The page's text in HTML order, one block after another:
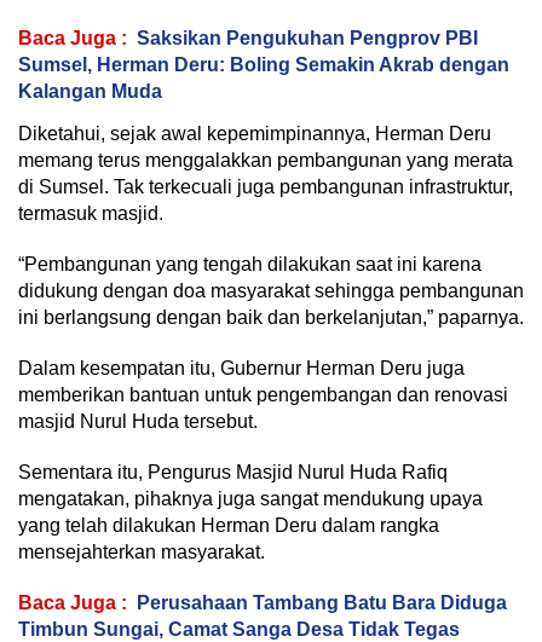
Baca Juga : Saksikan Pengukuhan Pengprov PBI
Sumsel, Herman Deru: Boling Semakin Akrab dengan
Kalangan Muda
Diketahui, sejak awal kepemimpinannya, Herman Deru
memang terus menggalakkan pembangunan yang merata
di Sumsel. Tak terkecuali juga pembangunan infrastruktur,
termasuk masjid.
“Pembangunan yang tengah dilakukan saat ini karena
didukung dengan doa masyarakat sehingga pembangunan
ini berlangsung dengan baik dan berkelanjutan,” paparnya.
Dalam kesempatan itu, Gubernur Herman Deru juga
memberikan bantuan untuk pengembangan dan renovasi
masjid Nurul Huda tersebut.
Sementara itu, Pengurus Masjid Nurul Huda Rafiq
mengatakan, pihaknya juga sangat mendukung upaya
yang telah dilakukan Herman Deru dalam rangka
mensejahterkan masyarakat.
Baca Juga :
Perusahaan Tambang Batu Bara Diduga
Timbun Sungai, Camat Sanga Desa Tidak Tegas